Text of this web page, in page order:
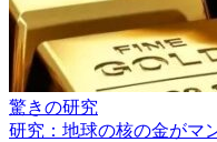
驚きの研究
研究：地球の核の金がマ